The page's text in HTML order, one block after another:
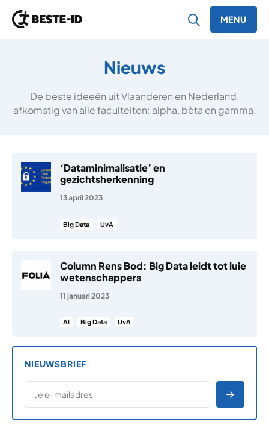
MENU
Nieuws
De beste ideeën uit Vlaanderen en Nederland,
afkomstig van alle faculteiten: alpha, bèta en gamma.
‘Dataminimalisatie’ en
gezichtsherkenning
13 april 2023
Big Data UvA
Column Rens Bod: Big Data leidt tot luie
wetenschappers
11 januari 2023
AI Big Data UvA
NIEUWSBRIEF
E-MAILADRES
*